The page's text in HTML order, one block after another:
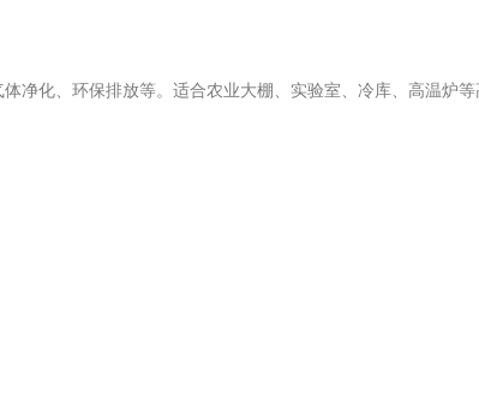
净化、环保排放等。适合农业大棚、实验室、冷库、高温炉